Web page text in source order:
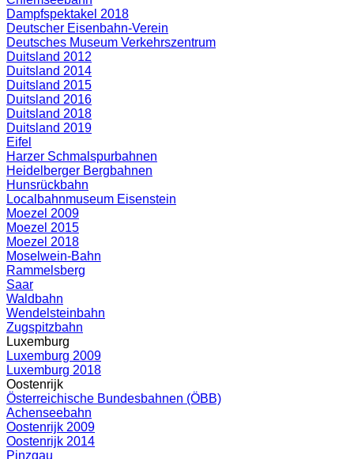
Dampfspektakel 2018
Deutscher Eisenbahn-Verein
Deutsches Museum Verkehrszentrum
Duitsland 2012
Duitsland 2014
Duitsland 2015
Duitsland 2016
Duitsland 2018
Duitsland 2019
Eifel
Harzer Schmalspurbahnen
Heidelberger Bergbahnen
Hunsrückbahn
Localbahnmuseum Eisenstein
Moezel 2009
Moezel 2015
Moezel 2018
Moselwein-Bahn
Rammelsberg
Saar
Waldbahn
Wendelsteinbahn
Zugspitzbahn
Luxemburg
Luxemburg 2009
Luxemburg 2018
Oostenrijk
Österreichische Bundesbahnen (ÖBB)
Achenseebahn
Oostenrijk 2009
Oostenrijk 2014
Pinzgau